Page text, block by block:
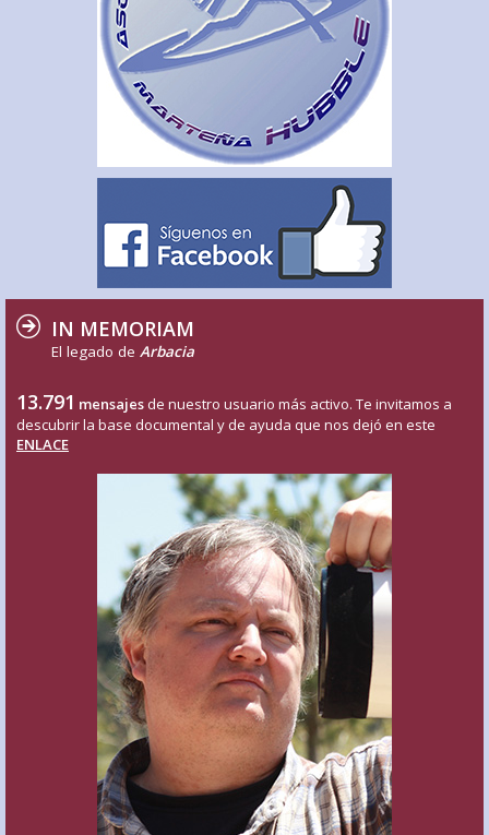
IN MEMORIAM
El legado de Arbacia
13.791 mensajes de nuestro usuario más activo. Te invitamos a
descubrir la base documental y de ayuda que nos dejó en este
ENLACE